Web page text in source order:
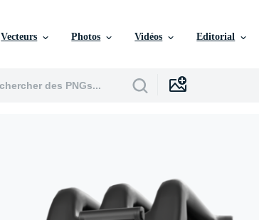
Vecteurs Photos Vidéos Editorial